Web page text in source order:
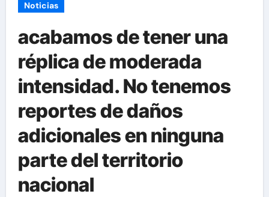
Noticias
acabamos de tener una
réplica de moderada
intensidad. No tenemos
reportes de daños
adicionales en ninguna
parte del territorio
nacional